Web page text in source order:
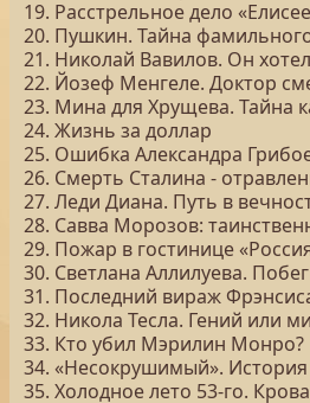
19. Расстрельное дело
20. Пушкин. Тайна
21. Николай Вавилов. Он
22. Йозеф Менгеле. Доктор
23. Мина для Хрущева. Тайна
24. Жизнь за доллар
25. Ошибка Александра
26. Смерть Сталина -
27. Леди Диана. Путь в
28. Савва Морозов:
29. Пожар в гостинице
30. Светлана Аллилуева.
31. Последний вираж
32. Никола Тесла. Гений или
33. Кто убил Мэрилин Монро?
34. «Несокрушимый». История
35. Холодное лето 53-го.